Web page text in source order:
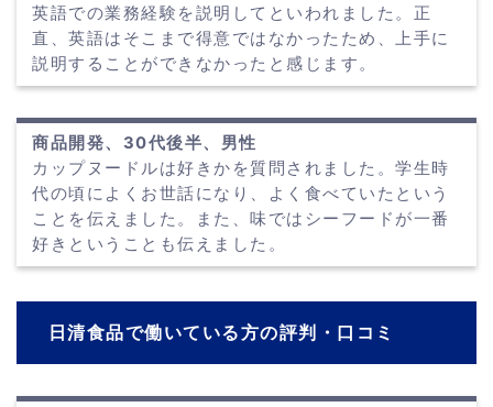
英語での業務経験を説明してといわれました。正
直、英語はそこまで得意ではなかったため、上手に
説明することができなかったと感じます。
商品開発、30代後半、男性
カップヌードルは好きかを質問されました。学生時
代の頃によくお世話になり、よく食べていたという
ことを伝えました。また、味ではシーフードが一番
好きということも伝えました。
日清食品で働いている方の評判・口コミ